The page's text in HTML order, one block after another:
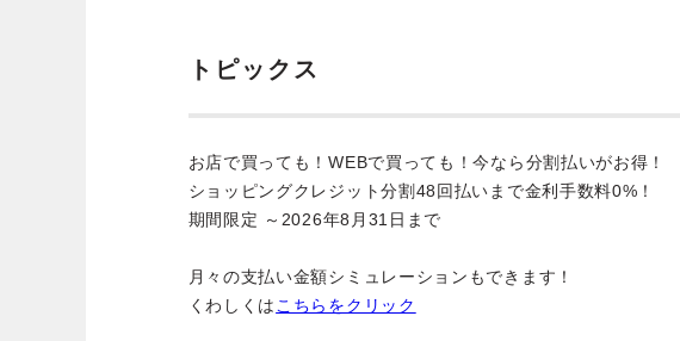
トピックス
お店で買っても！WEBで買っても！今なら分割払いがお得！
ショッピングクレジット分割48回払いまで金利手数料0%！
期間限定 ～2026年8月31日まで
月々の支払い金額シミュレーションもできます！
くわしくは こちらをクリック